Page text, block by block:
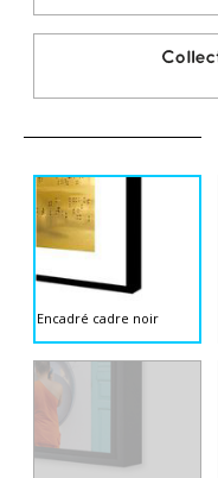
Encadré cadre noir